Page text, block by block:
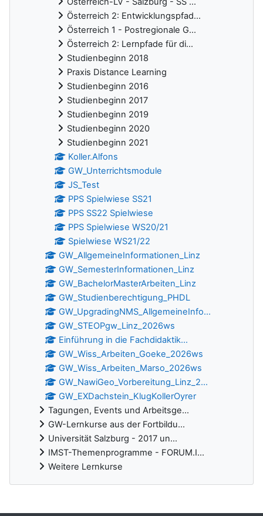
Österreich 2: Entwicklungspfad...
Österreich 1 - Postregionale G...
Österreich 2: Lernpfade für di...
Studienbeginn 2018
Praxis Distance Learning
Studienbeginn 2016
Studienbeginn 2017
Studienbeginn 2019
Studienbeginn 2020
Studienbeginn 2021
Koller.Alfons
GW_Unterrichtsmodule
JS_Test
PPS Spielwiese SS21
PPS SS22 Spielwiese
PPS Spielwiese WS20/21
Spielwiese WS21/22
GW_AllgemeineInformationen_Linz
GW_SemesterInformationen_Linz
GW_BachelorMasterArbeiten_Linz
GW_Studienberechtigung_PHDL
GW_UpgradingNMS_AllgemeineInfo...
GW_STEOPgw_Linz_2026ws
Einführung in die Fachdidaktik...
GW_Wiss_Arbeiten_Goeke_2026ws
GW_Wiss_Arbeiten_Marso_2026ws
GW_NawiGeo_Vorbereitung_Linz_2...
GW_EXDachstein_KlugKollerOyrer
Tagungen, Events und Arbeitsge...
GW-Lernkurse aus der Fortbildu...
Universität Salzburg - 2017 un...
IMST-Themenprogramme - FORUM.I...
Weitere Lernkurse
Ergänzungsblöcke